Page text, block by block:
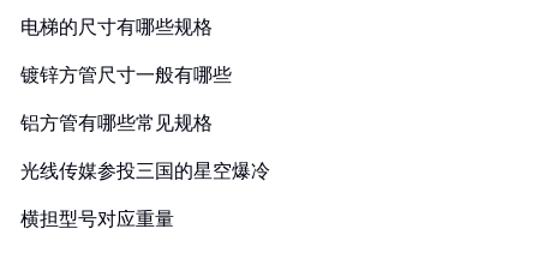
电梯的尺寸有哪些规格
镀锌方管尺寸一般有哪些
铝方管有哪些常见规格
光线传媒参投三国的星空爆冷
横担型号对应重量